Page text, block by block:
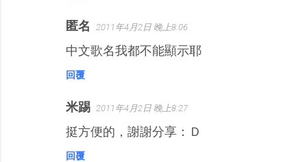
匿名 2011年4月2日 晚上8:06
中文歌名我都不能顯示耶
回覆
米踢 2011年4月2日 晚上8:27
挺方便的，謝謝分享：Ｄ
回覆